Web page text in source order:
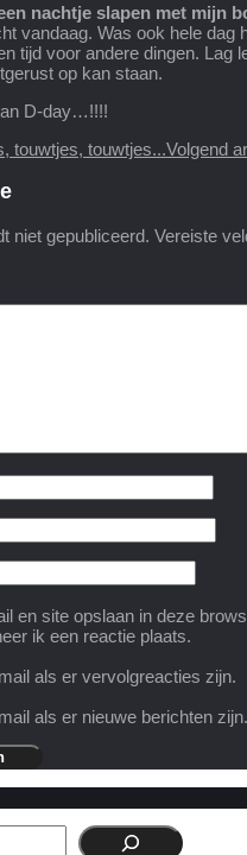
nachtje slapen met mijn
vandaag. Was ook hele dag
tijd voor andere dingen. Lag
op kan staan.
D-day…!!!!
touwtjes, touwtjes...Volgend
niet gepubliceerd. Vereiste
en site opslaan in deze
ik een reactie plaats.
als er vervolgreacties zijn.
als er nieuwe berichten zijn.